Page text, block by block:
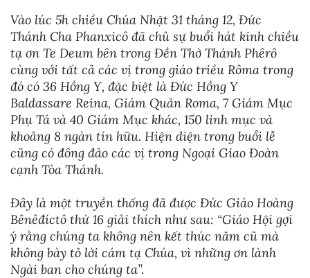
Vào lúc 5h chiều Chúa Nhật 31 tháng 12, Đức
Thánh Cha Phanxicô đã chủ sự buổi hát kinh chiều
tạ ơn Te Deum bên trong Đền Thờ Thánh Phêrô
cùng với tất cả các vị trong giáo triều Rôma trong
đó có 36 Hồng Y, đặc biệt là Đức Hồng Y
Baldassare Reina, Giám Quản Roma, 7 Giám Mục
Phụ Tá và 40 Giám Mục khác, 150 linh mục và
khoảng 8 ngàn tín hữu. Hiện diện trong buổi lễ
cũng có đông đảo các vị trong Ngoại Giao Đoàn
cạnh Tòa Thánh.
Đây là một truyền thống đã được Đức Giáo Hoàng
Bênêđíctô thứ 16 giải thích như sau: “Giáo Hội gợi
ý rằng chúng ta không nên kết thúc năm cũ mà
không bày tỏ lời cám tạ Chúa, vì những ơn lành
Ngài ban cho chúng ta”.